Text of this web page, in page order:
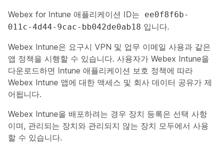
Webex for Intune 애플리케이션 ID는
ee0f8f6b-
011c-4d44-9cac-bb042de0ab18 입니다.
Webex Intune은 요구시 VPN 및 업무 이메일 사용과 같은
앱 정책을 시행할 수 있습니다. 사용자가 Webex Intune을
다운로드하면 Intune 애플리케이션 보호 정책에 따라
Webex Intune 앱에 대한 액세스 및 회사 데이터 공유가 제
어됩니다.
Webex Intune을 배포하려는 경우 장치 등록은 선택 사항
이며, 관리되는 장치와 관리되지 않는 장치 모두에서 사용
할 수 있습니다.